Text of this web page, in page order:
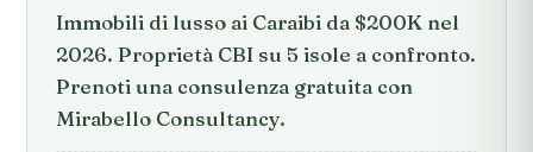
Immobili di lusso ai Caraibi da $200K nel
2026. Proprietà CBI su 5 isole a confronto.
Prenoti una consulenza gratuita con
Mirabello Consultancy.